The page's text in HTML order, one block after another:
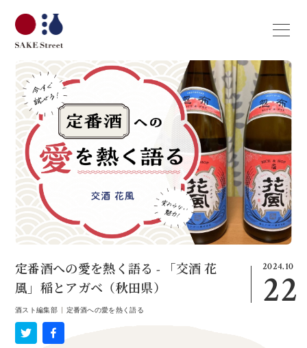
2024.10
22
定番酒への愛を熱く語る - 「交酒 花
風」稲とアガベ（秋田県）
酒スト編集部| 定番酒への愛を熱く語る